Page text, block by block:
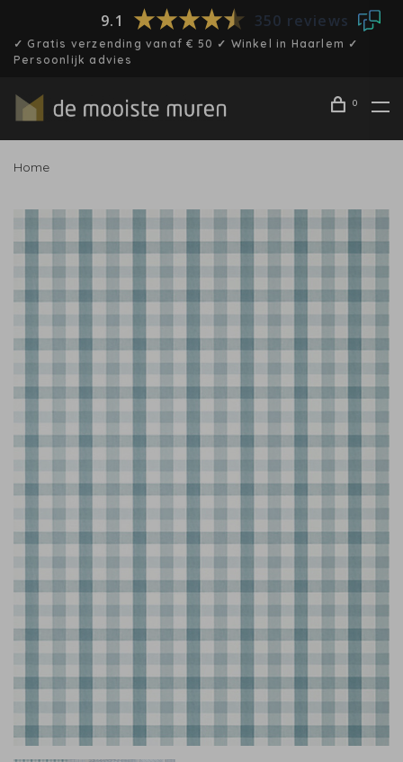
9.1 350 reviews
✓ Gratis verzending vanaf € 50 ✓ Winkel in Haarlem ✓
Persoonlijk advies
0
Home